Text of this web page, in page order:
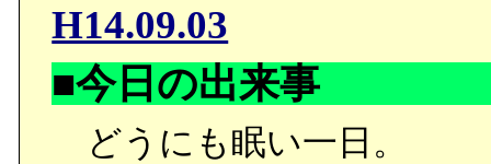
H14.09.03
■今日の出来事
どうにも眠い一日。